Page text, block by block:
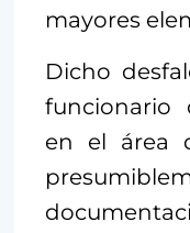
mayores
Dicho
funcionario
en el área